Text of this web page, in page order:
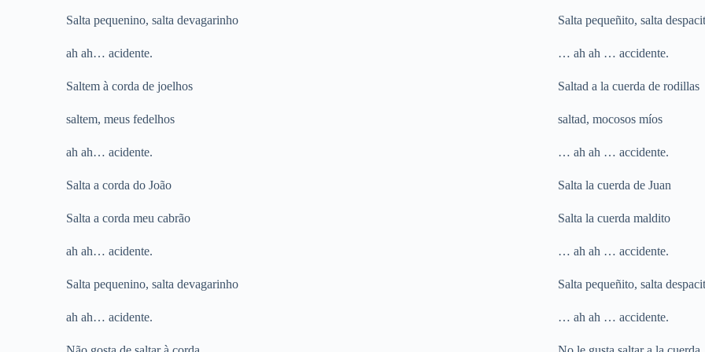
Salta pequenino, salta devagarinho
ah ah… acidente.
Saltem à corda de joelhos
saltem, meus fedelhos
ah ah… acidente.
Salta a corda do João
Salta a corda meu cabrão
ah ah… acidente.
Salta pequenino, salta devagarinho
ah ah… acidente.
Salta pequeñito, salta
… ah ah … accidente.
Saltad a la cuerda de rodillas
saltad, mocosos míos
… ah ah … accidente.
Salta la cuerda de Juan
Salta la cuerda maldito
… ah ah … accidente.
Salta pequeñito, salta
… ah ah … accidente.